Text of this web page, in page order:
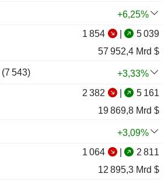
+6,25%
1 854
5 039
57 952,4 Mrd $
(7 543)
+3,33%
2 382
5 161
19 869,8 Mrd $
+3,09%
1 064
2 811
12 895,3 Mrd $